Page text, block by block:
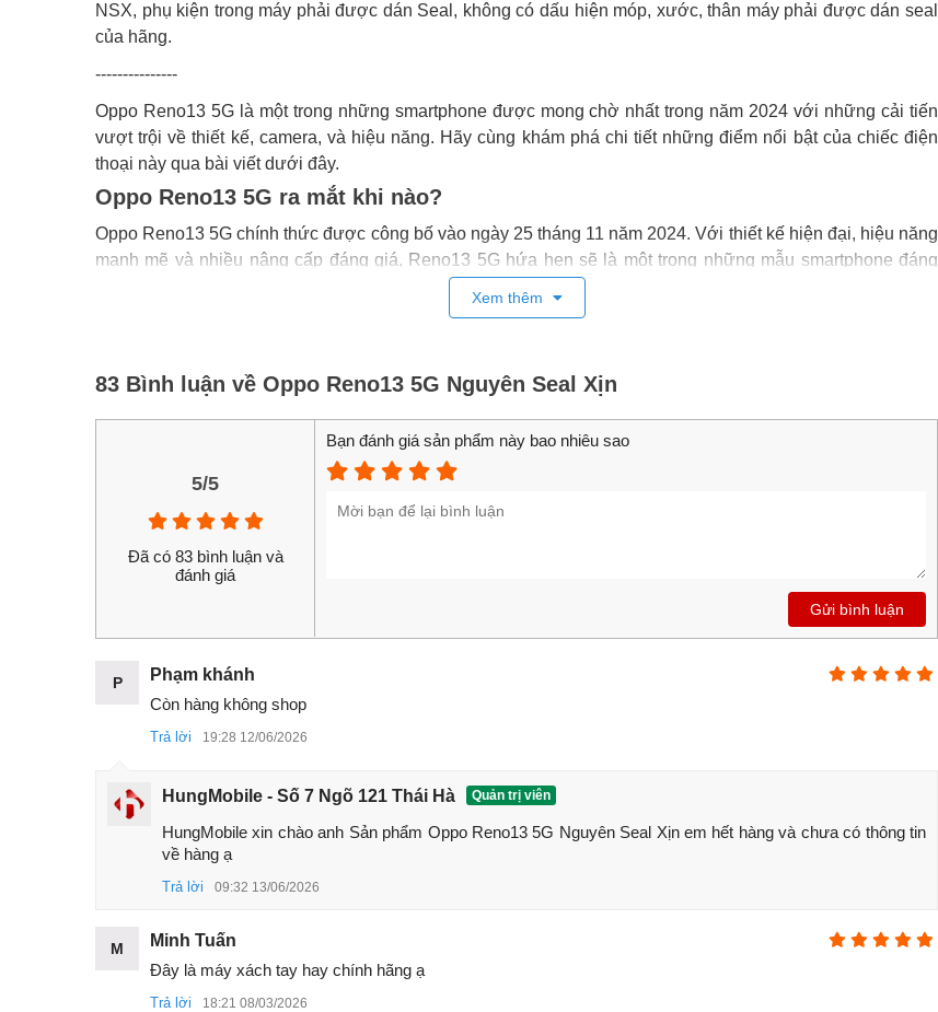
NSX, phụ kiện trong máy phải được dán Seal, không có dấu hiện móp, xước, thân máy phải được dán seal
của hãng.
---------------
Oppo Reno13 5G là một trong những smartphone được mong chờ nhất trong năm 2024 với những cải tiến
vượt trội về thiết kế, camera, và hiệu năng. Hãy cùng khám phá chi tiết những điểm nổi bật của chiếc điện
thoại này qua bài viết dưới đây.
Oppo Reno13 5G ra mắt khi nào?
Oppo Reno13 5G chính thức được công bố vào ngày 25 tháng 11 năm 2024. Với thiết kế hiện đại, hiệu năng
mạnh mẽ và nhiều nâng cấp đáng giá, Reno13 5G hứa hẹn sẽ là một trong những mẫu smartphone đáng
chú ý nhất trong phân khúc tầm trung. Nếu bạn đang tìm kiếm một chiếc điện thoại hỗ trợ 5G với công nghệ
tiên tiến, Reno13 5G chắc chắn là một lựa chọn đáng cân nhắc.
Thông số Chi tiết
Kích thước 157.9 x 74.7 x 7.2 mm
Xem thêm
83 Bình luận về Oppo Reno13 5G Nguyên Seal Xịn
5/5
Đã có 83 bình luận và
đánh giá
Bạn đánh giá sản phẩm này bao nhiêu sao
Gửi bình luận
P
Phạm khánh
Còn hàng không shop
Trả lời 19:28 12/06/2026
HungMobile - Số 7 Ngõ 121 Thái Hà Quản trị viên
HungMobile xin chào anh Sản phẩm Oppo Reno13 5G Nguyên Seal Xịn em hết hàng và chưa có thông tin
về hàng ạ
Trả lời 09:32 13/06/2026
M
Minh Tuấn
Đây là máy xách tay hay chính hãng ạ
Trả lời 18:21 08/03/2026